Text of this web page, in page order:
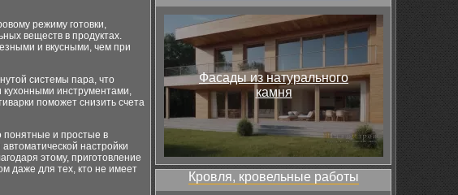
режиму готовки,
веществ в продуктах.
и вкусными, чем при
системы пара, что
кухонными инструментами,
поможет снизить счета
понятные и простые в
настройки
этому, приготовление
даже для тех, кто не имеет
Фасады из натурального
камня
Кровля, кровельные работы